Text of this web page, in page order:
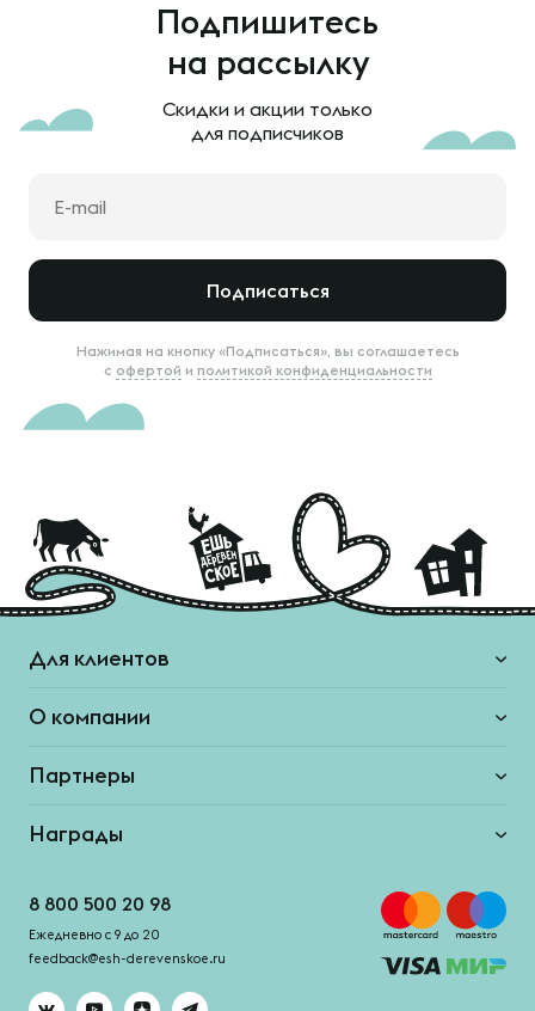
Подпишитесь
на рассылку
Скидки и акции только
для подписчиков
Подписаться
Нажимая на кнопку «Подписаться», вы соглашаетесь
с офертой и политикой конфиденциальности
Для клиентов
О компании
Партнеры
Награды
8 800 500 20 98
Ежедневно с 9 до 20
feedback@esh-derevenskoe.ru